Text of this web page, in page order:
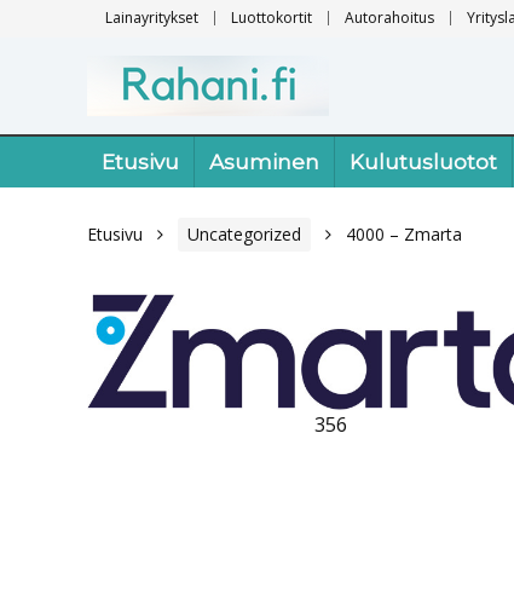
Lainayritykset Luottokortit Autorahoitus
Etusivu Asuminen Kulutusluotot
Etusivu Uncategorized 4000 – Zmarta
356